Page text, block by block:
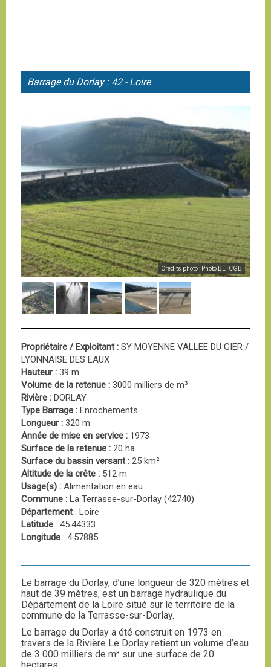
Barrage du Dorlay : 42 - Loire
Crédits photo : Photo BETCGB
Propriétaire / Exploitant : SY MOYENNE VALLEE DU GIER /
LYONNAISE DES EAUX
Hauteur : 39 m
Volume de la retenue : 3000 milliers de m³
Rivière : DORLAY
Type Barrage : Enrochements
Longueur : 320 m
Année de mise en service : 1973
Surface de la retenue : 20 ha
Surface du bassin versant : 25 km²
Altitude de la crête : 512 m
Usage(s) : Alimentation en eau
Commune : La Terrasse-sur-Dorlay (42740)
Département: Loire
Latitude : 45.44333
Longitude : 4.57885
Le barrage du Dorlay, d’une longueur de 320 mètres et
haut de 39 mètres, est un barrage hydraulique du
Département de la Loire situé sur le territoire de la
commune de la Terrasse-sur-Dorlay.
Le barrage du Dorlay a été construit en 1973 en
travers de la Rivière Le Dorlay retient un volume d’eau
de 3 000 milliers de m³ sur une surface de 20